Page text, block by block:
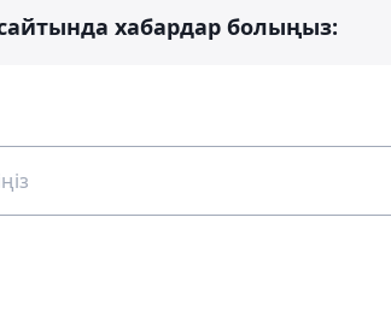
хабардар болыңыз: